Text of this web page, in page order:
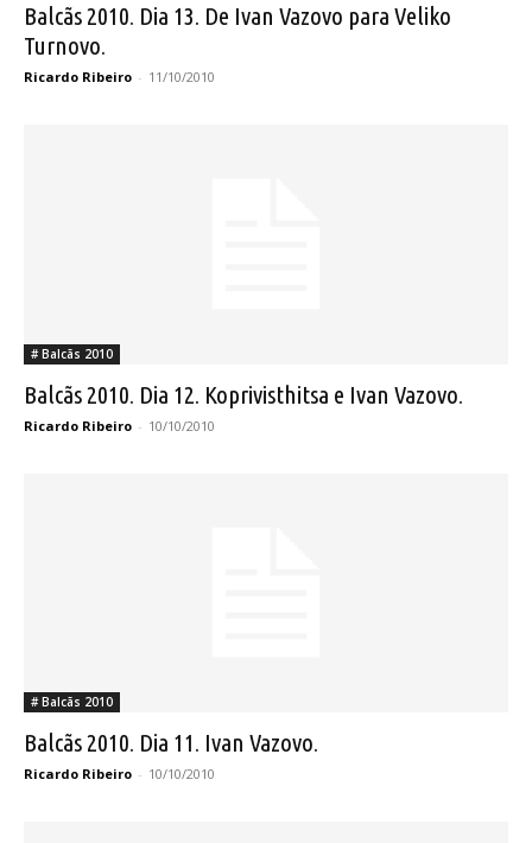
Balcãs 2010. Dia 13. De Ivan Vazovo para Veliko
Turnovo.
Ricardo Ribeiro - 11/10/2010
# Balcãs 2010
Balcãs 2010. Dia 12. Koprivisthitsa e Ivan Vazovo.
Ricardo Ribeiro - 10/10/2010
# Balcãs 2010
Balcãs 2010. Dia 11. Ivan Vazovo.
Ricardo Ribeiro - 10/10/2010